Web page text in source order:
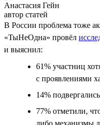
Анастасия Гейн
автор статей
В России проблема тоже
«ТыНеОдна» провёл
и выяснил:
61% участниц
с проявлениями
14%
77% отметили,
либо механизмы